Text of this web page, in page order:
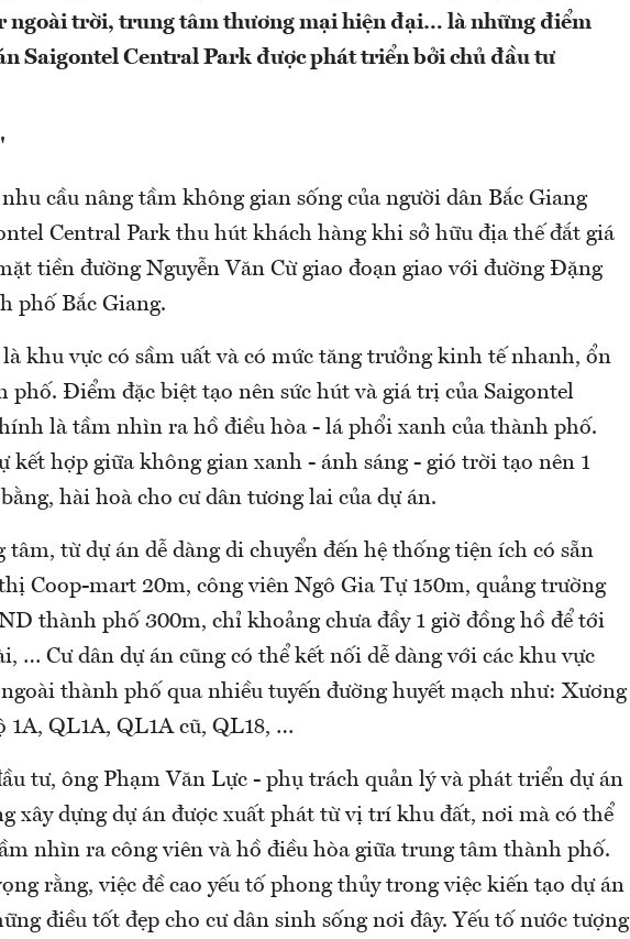
ngoài trời, trung tâm thương mại hiện đại… là những điểm
Saigontel Central Park được phát triển bởi chủ đầu tư
cầu nâng tầm không gian sống của người dân Bắc Giang
Central Park thu hút khách hàng khi sở hữu địa thế đắt giá
tiền đường Nguyễn Văn Cừ giao đoạn giao với đường Đặng
phố Bắc Giang.
khu vực có sầm uất và có mức tăng trưởng kinh tế nhanh, ổn
phố. Điểm đặc biệt tạo nên sức hút và giá trị của Saigontel
là tầm nhìn ra hồ điều hòa - lá phổi xanh của thành phố.
kết hợp giữa không gian xanh - ánh sáng - gió trời tạo nên 1
hài hoà cho cư dân tương lai của dự án.
từ dự án dễ dàng di chuyển đến hệ thống tiện ích có sẵn
Coop-mart 20m, công viên Ngô Gia Tự 150m, quảng trường
thành phố 300m, chỉ khoảng chưa đầy 1 giờ đồng hồ để tới
… Cư dân dự án cũng có thể kết nối dễ dàng với các khu vực
thành phố qua nhiều tuyến đường huyết mạch như: Xương
1A, QL1A, QL1A cũ, QL18, …
tư, ông Phạm Văn Lực - phụ trách quản lý và phát triển dự án
xây dựng dự án được xuất phát từ vị trí khu đất, nơi mà có thể
nhìn ra công viên và hồ điều hòa giữa trung tâm thành phố.
rằng, việc đề cao yếu tố phong thủy trong việc kiến tạo dự án
điều tốt đẹp cho cư dân sinh sống nơi đây. Yếu tố nước tượng